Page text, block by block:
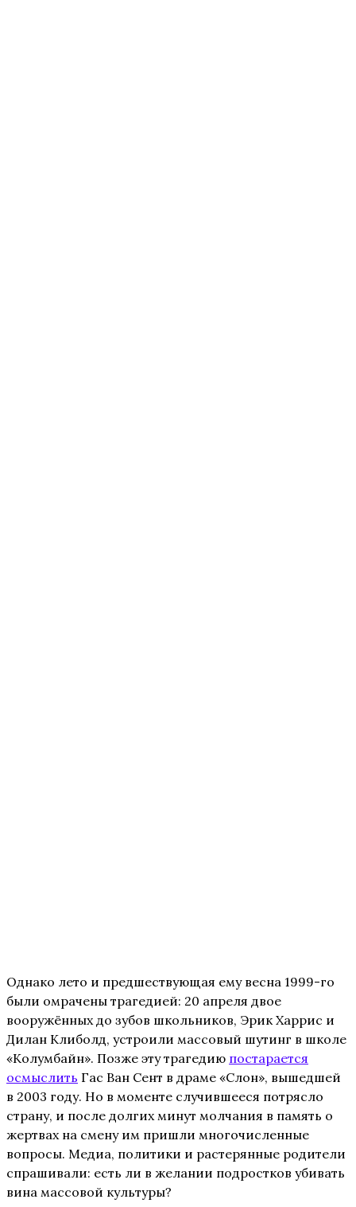
Однако лето и предшествующая ему весна 1999-го
были омрачены трагедией: 20 апреля двое
вооружённых до зубов школьников, Эрик Харрис и
Дилан Клиболд, устроили массовый шутинг в школе
«Колумбайн». Позже эту трагедию постарается
осмыслить Гас Ван Сент в драме «Слон», вышедшей
в 2003 году. Но в моменте случившееся потрясло
страну, и после долгих минут молчания в память о
жертвах на смену им пришли многочисленные
вопросы. Медиа, политики и растерянные родители
спрашивали: есть ли в желании подростков убивать
вина массовой культуры?